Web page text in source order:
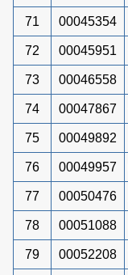
71 00045354
72 00045951
73 00046558
74 00047867
75 00049892
76 00049957
77 00050476
78 00051088
79 00052208